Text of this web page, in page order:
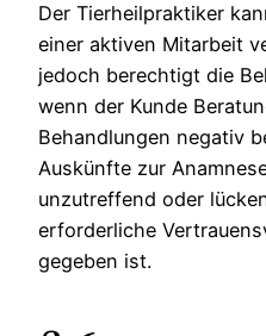
Der Tierheilpraktiker
einer aktiven Mitarbeit
jedoch berechtigt die
wenn der Kunde
Behandlungen negativ
Auskünfte zur
unzutreffend oder
erforderliche
gegeben ist.